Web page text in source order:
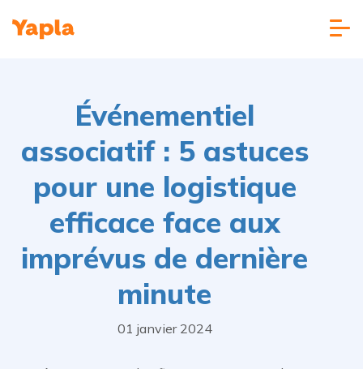
Événementiel
associatif : 5 astuces
pour une logistique
efficace face aux
imprévus de dernière
minute
01 janvier 2024